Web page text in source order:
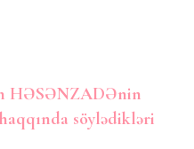
HƏSƏNZADƏnin
söylədikləri